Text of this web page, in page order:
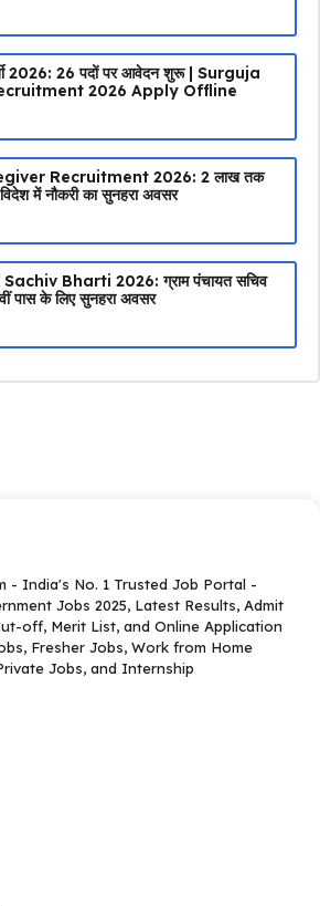
2026: 26 पदों पर आवेदन शुरू | Surguja
2026 Apply Offline
Recruitment 2026: ₹2 लाख तक
में नौकरी का सुनहरा अवसर
Bharti 2026: ग्राम पंचायत सचिव
पास के लिए सुनहरा अवसर
- India's No. 1 Trusted Job Portal -
Jobs 2025, Latest Results, Admit
off, Merit List, and Online Application
Fresher Jobs, Work from Home
Jobs, and Internship